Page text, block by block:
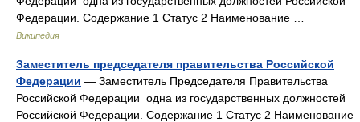
Федерации. Содержание 1 Статус 2 Наименование …
Википедия
Заместитель председателя правительства Российской
Федерации — Заместитель Председателя Правительства
Российской Федерации одна из государственных должностей
Российской Федерации. Содержание 1 Статус 2 Наименование